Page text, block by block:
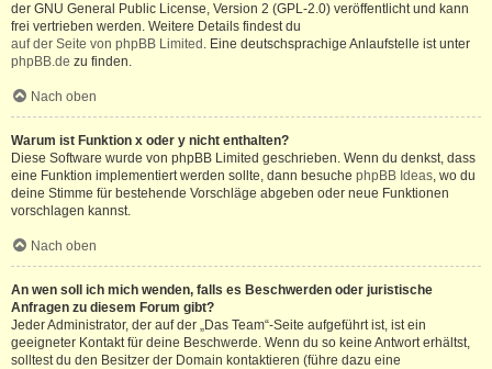
der GNU General Public License, Version 2 (GPL-2.0) veröffentlicht und kann
frei vertrieben werden. Weitere Details findest du
auf der Seite von phpBB Limited . Eine deutschsprachige Anlaufstelle ist unter
phpBB.de zu finden.
Nach oben
Warum ist Funktion x oder y nicht enthalten?
Diese Software wurde von phpBB Limited geschrieben. Wenn du denkst, dass
eine Funktion implementiert werden sollte, dann besuche phpBB Ideas, wo du
deine Stimme für bestehende Vorschläge abgeben oder neue Funktionen
vorschlagen kannst.
Nach oben
An wen soll ich mich wenden, falls es Beschwerden oder juristische
Anfragen zu diesem Forum gibt?
Jeder Administrator, der auf der „Das Team“-Seite aufgeführt ist, ist ein
geeigneter Kontakt für deine Beschwerde. Wenn du so keine Antwort erhältst,
solltest du den Besitzer der Domain kontaktieren (führe dazu eine